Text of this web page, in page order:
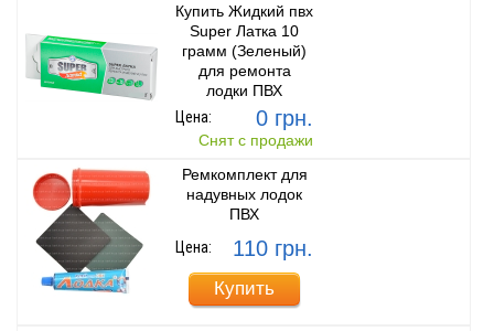
Купить Жидкий пвх
Super Латка 10
грамм (Зеленый)
для ремонта
лодки ПВХ
Цена:
0 грн.
Снят с продажи
Ремкомплект для
надувных лодок
ПВХ
Цена:
110 грн.
Купить